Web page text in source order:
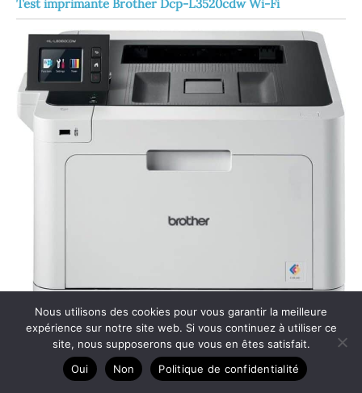
Test imprimante Brother Dcp-L3520cdw Wi-Fi
Test : imprimante Laser Couleur WiFi HL-L8360CDW De
Nous utilisons des cookies pour vous garantir la meilleure
expérience sur notre site web. Si vous continuez à utiliser ce
site, nous supposerons que vous en êtes satisfait.
Oui
Non Politique de confidentialité